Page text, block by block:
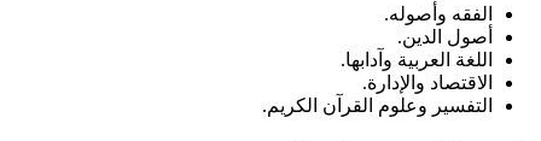
الفقه وأصوله.
أصول الدين.
اللغة العربية وآدابها.
الاقتصاد والإدارة.
التفسير وعلوم القرآن الكريم.